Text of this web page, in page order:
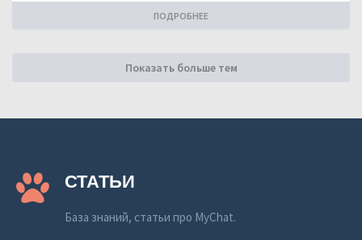
ПОДРОБНЕЕ
Показать больше тем
СТАТЬИ
База знаний, статьи про MyChat.